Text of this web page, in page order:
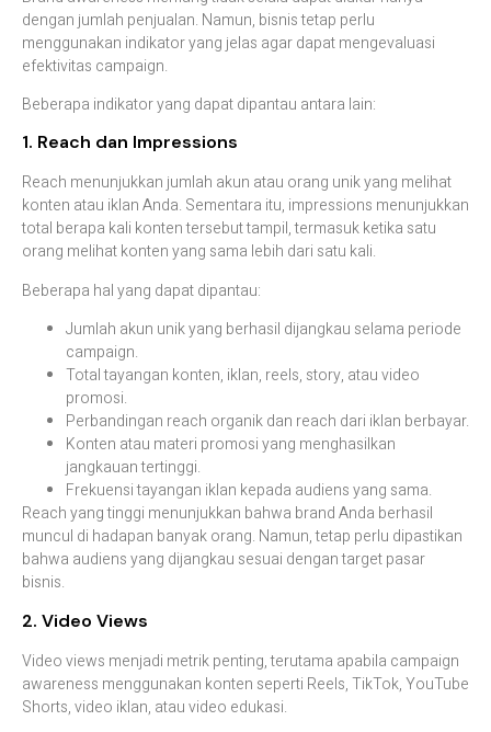
dengan jumlah penjualan. Namun, bisnis tetap perlu
menggunakan indikator yang jelas agar dapat mengevaluasi
efektivitas campaign.
Beberapa indikator yang dapat dipantau antara lain:
1. Reach dan Impressions
Reach menunjukkan jumlah akun atau orang unik yang melihat
konten atau iklan Anda. Sementara itu, impressions menunjukkan
total berapa kali konten tersebut tampil, termasuk ketika satu
orang melihat konten yang sama lebih dari satu kali.
Beberapa hal yang dapat dipantau:
Jumlah akun unik yang berhasil dijangkau selama periode
campaign.
Total tayangan konten, iklan, reels, story, atau video
promosi.
Perbandingan reach organik dan reach dari iklan berbayar.
Konten atau materi promosi yang menghasilkan
jangkauan tertinggi.
Frekuensi tayangan iklan kepada audiens yang sama.
Reach yang tinggi menunjukkan bahwa brand Anda berhasil
muncul di hadapan banyak orang. Namun, tetap perlu dipastikan
bahwa audiens yang dijangkau sesuai dengan target pasar
bisnis.
2. Video Views
Video views menjadi metrik penting, terutama apabila campaign
awareness menggunakan konten seperti Reels, TikTok, YouTube
Shorts, video iklan, atau video edukasi.